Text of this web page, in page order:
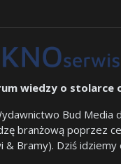
wiedzy o stolarce
Bud Media
branżową poprzez
& Bramy). Dziś idziemy